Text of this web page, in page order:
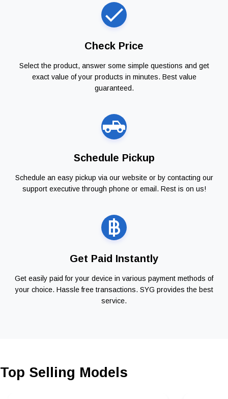
Check Price
Select the product, answer some simple questions and get
exact value of your products in minutes. Best value
guaranteed.
Schedule Pickup
Schedule an easy pickup via our website or by contacting our
support executive through phone or email. Rest is on us!
Get Paid Instantly
Get easily paid for your device in various payment methods of
your choice. Hassle free transactions. SYG provides the best
service.
Top Selling Models